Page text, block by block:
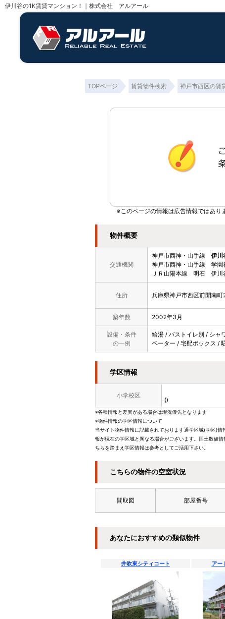
伊川谷の1K賃貸マンション！｜株式会社 アルアール
TOPページ 賃貸物件検索 神戸市西区の賃
※このページの情報は広告情報ではあり
物件概要
交通機関
神戸市西神・山手線 伊川
神戸市西神・山手線 学
ＪＲ山陽本線 明石 伊
住所 兵庫県神戸市西区前開南町
築年数 2002年3月
設備・条件
の一例
給湯 / バストイレ別 / シャ
ベーター / 宅配ボックス /
学区情報
小学校区
()
※各種情報と差異がある場合は現況優先となります
※物件情報の学区情報について
当サイト物件情報に記載されております通学区域(学区)
報が現在の学区域と異なる場合がございます。国土数値
ちらを踏まえ学区情報は参考としてご活用下さい。
こちらの物件の空室状況
間取図 部屋番号
あなたにおすすめの類似物件
井吹東シティコート アー